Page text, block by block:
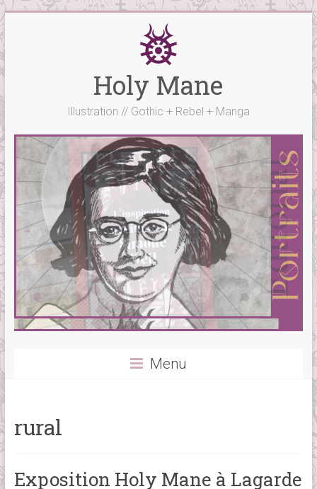
Skip
content
Holy Mane
Illustration // Gothic + Rebel + Manga
Menu
rural
Exposition Holy Mane à Lagarde